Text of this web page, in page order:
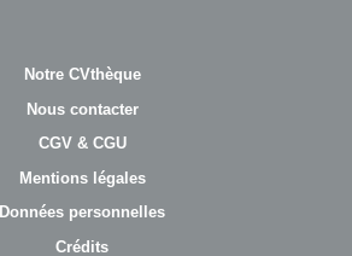
Notre CVthèque
Nous contacter
CGV & CGU
Mentions légales
Données personnelles
Crédits